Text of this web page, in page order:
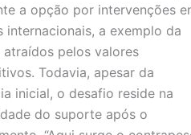
a opção por intervenções
internacionais, a exemplo da
atraídos pelos valores
Todavia, apesar da
inicial, o desafio reside na
do suporte após o